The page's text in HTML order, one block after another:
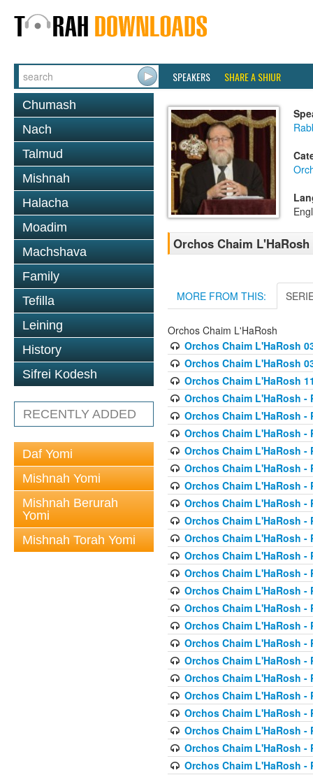
SPEAKERS SHARE A SHIUR
Chumash
Nach
Talmud
Mishnah
Halacha
Moadim
Machshava
Family
Tefilla
Leining
History
Sifrei Kodesh
RECENTLY ADDED
Daf Yomi
Mishnah Yomi
Mishnah Berurah
Yomi
Mishnah Torah Yomi
Orchos Chaim L'HaRosh
MORE FROM THIS:
Orchos Chaim L'HaRosh
Orchos Chaim L'HaRosh
Orchos Chaim L'HaRosh
Orchos Chaim L'HaRosh
Orchos Chaim L'HaRosh -
Orchos Chaim L'HaRosh -
Orchos Chaim L'HaRosh -
Orchos Chaim L'HaRosh -
Orchos Chaim L'HaRosh -
Orchos Chaim L'HaRosh -
Orchos Chaim L'HaRosh -
Orchos Chaim L'HaRosh -
Orchos Chaim L'HaRosh -
Orchos Chaim L'HaRosh -
Orchos Chaim L'HaRosh -
Orchos Chaim L'HaRosh -
Orchos Chaim L'HaRosh -
Orchos Chaim L'HaRosh -
Orchos Chaim L'HaRosh -
Orchos Chaim L'HaRosh -
Orchos Chaim L'HaRosh -
Orchos Chaim L'HaRosh -
Orchos Chaim L'HaRosh -
Orchos Chaim L'HaRosh -
Orchos Chaim L'HaRosh -
Orchos Chaim L'HaRosh -